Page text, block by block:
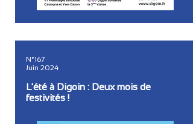
N°167
Juin 2024
L'été à Digoin : Deux mois de
festivités !